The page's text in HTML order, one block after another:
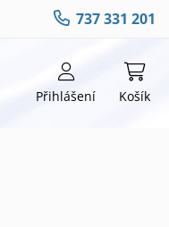
737 331 201
Přihlášení Košík